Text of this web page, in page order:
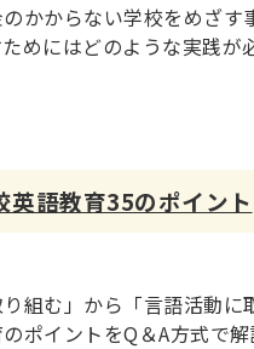
かからない学校をめざす
めにはどのような実践
英語教育35のポイント
り組む」から「言語活動
ポイントをQ＆A方式で